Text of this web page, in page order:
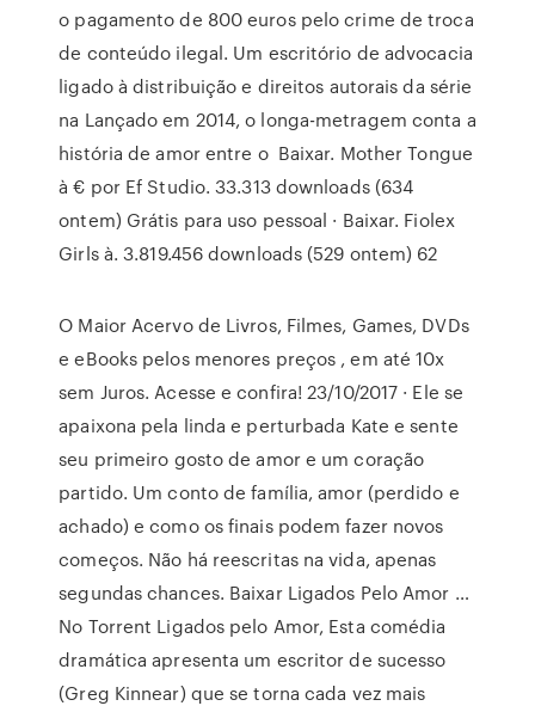
o pagamento de 800 euros pelo crime de troca
de conteúdo ilegal. Um escritório de advocacia
ligado à distribuição e direitos autorais da série
na Lançado em 2014, o longa-metragem conta a
história de amor entre o Baixar. Mother Tongue
à € por Ef Studio. 33.313 downloads (634
ontem) Grátis para uso pessoal · Baixar. Fiolex
Girls à. 3.819.456 downloads (529 ontem) 62
O Maior Acervo de Livros, Filmes, Games, DVDs
e eBooks pelos menores preços , em até 10x
sem Juros. Acesse e confira! 23/10/2017 · Ele se
apaixona pela linda e perturbada Kate e sente
seu primeiro gosto de amor e um coração
partido. Um conto de família, amor (perdido e
achado) e como os finais podem fazer novos
começos. Não há reescritas na vida, apenas
segundas chances. Baixar Ligados Pelo Amor …
No Torrent Ligados pelo Amor, Esta comédia
dramática apresenta um escritor de sucesso
(Greg Kinnear) que se torna cada vez mais